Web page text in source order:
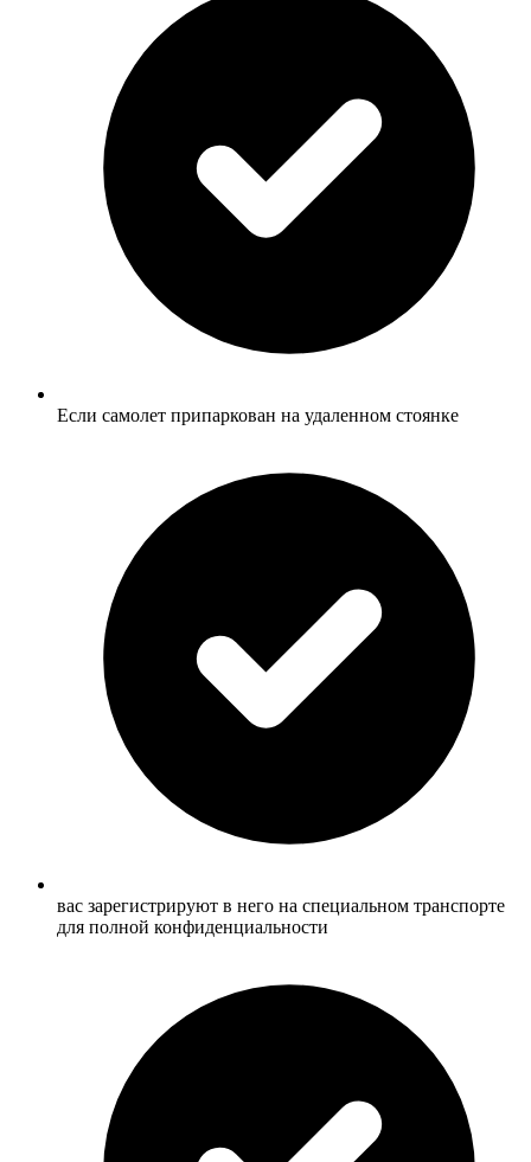
Если самолет припаркован на удаленном стоянке
вас зарегистрируют в него на специальном транспорте
для полной конфиденциальности